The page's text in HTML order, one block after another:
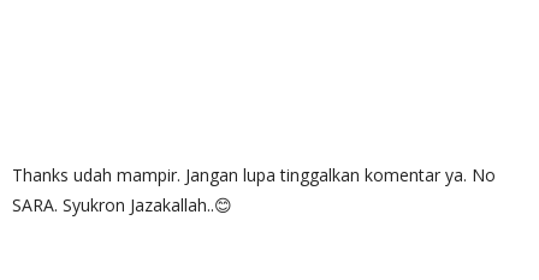
Thanks udah mampir. Jangan lupa tinggalkan komentar ya. No
SARA. Syukron Jazakallah..😊